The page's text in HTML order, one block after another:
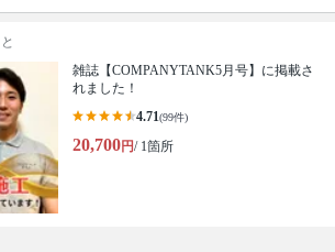
雑誌【COMPANYTANK5月号】に掲載さ
れました！
4.71(99件)
20,700円/ 1箇所